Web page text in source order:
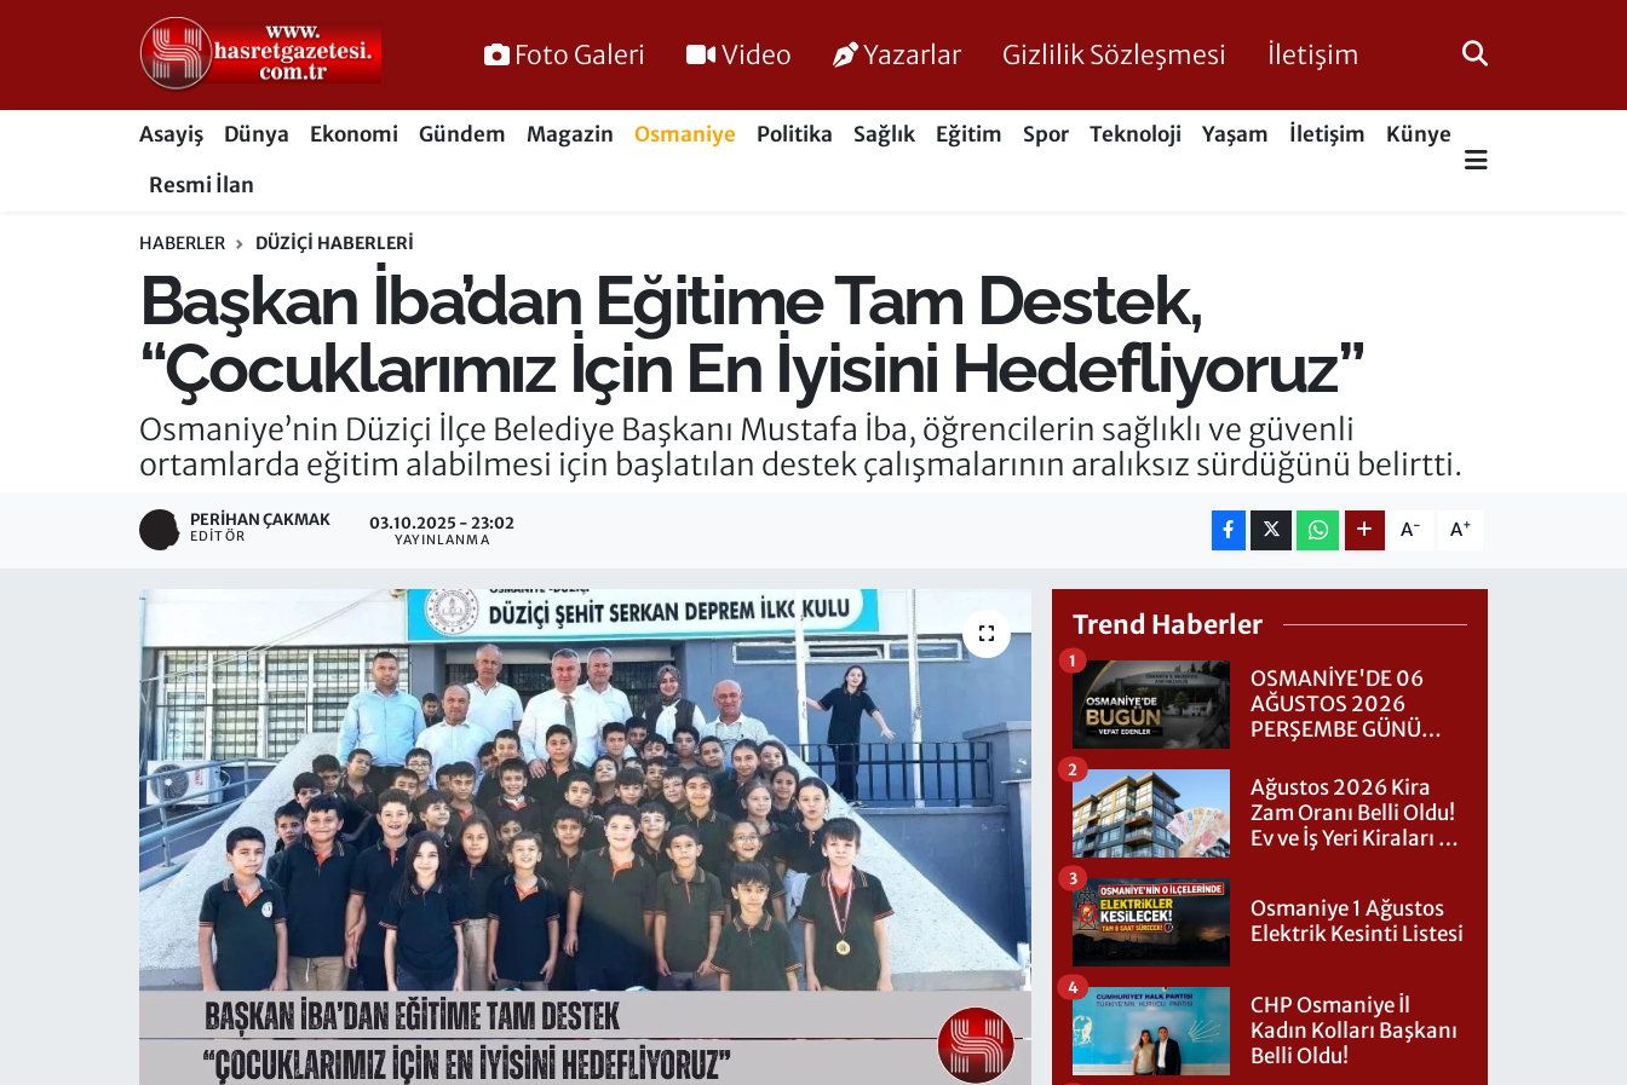
Foto Galeri Video Yazarlar Gizlilik Sözleşmesi İletişim
Asayiş Dünya Ekonomi Gündem Magazin Osmaniye Politika Sağlık Eğitim Spor Teknoloji Yaşam İletişim
Künye
Resmi İlan
HABERLER DÜZIÇI HABERLERI
Başkan İba’dan Eğitime Tam Destek,
“Çocuklarımız İçin En İyisini Hedefliyoruz”
Osmaniye’nin Düziçi İlçe Belediye Başkanı Mustafa İba, öğrencilerin sağlıklı ve güvenli
ortamlarda eğitim alabilmesi için başlatılan destek çalışmalarının aralıksız sürdüğünü belirtti.
PERIHAN ÇAKMAK
EDITÖR
03.10.2025 - 23:02
YAYINLANMA A- A+
Trend Haberler
OSMANİYE'DE 06
AĞUSTOS 2026
PERŞEMBE GÜNÜ
1
Ağustos 2026 Kira
Zam Oranı Belli Oldu!
Ev ve İş Yeri Kiraları Ne
2
Osmaniye 1 Ağustos
Elektrik Kesinti Listesi
3
CHP Osmaniye İl
Kadın Kolları Başkanı
Belli Oldu!
4
Osmaniye Nöbetçi Eczaneler
Osmaniye Hava Durumu
Süper Lig Puan Durumu ve Fikstür
Tüm Manşetler
Son Dakika Haberleri
Haber Arşivi